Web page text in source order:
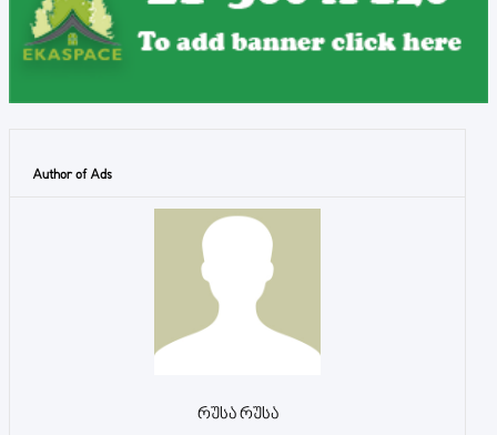
Author of Ads
რუსა რუსა